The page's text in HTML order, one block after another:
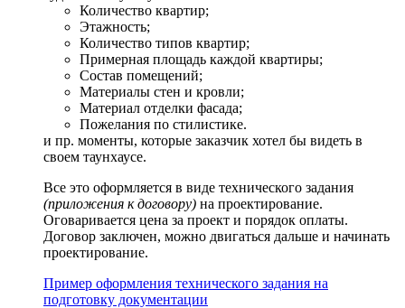
Количество квартир;
Этажность;
Количество типов квартир;
Примерная площадь каждой квартиры;
Состав помещений;
Материалы стен и кровли;
Материал отделки фасада;
Пожелания по стилистике.
и пр. моменты, которые заказчик хотел бы видеть в
своем таунхаусе.
Все это оформляется в виде технического задания
(приложения к договору) на проектирование.
Оговаривается цена за проект и порядок оплаты.
Договор заключен, можно двигаться дальше и начинать
проектирование.
Пример оформления технического задания на
подготовку документации